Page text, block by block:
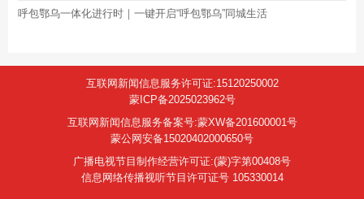
呼包鄂乌一体化进行时｜一键开启“呼包鄂乌”同城生活
互联网新闻信息服务许可证:15120250002
蒙ICP备2025023962号
互联网新闻信息服务备案号:蒙XW备201600001号
蒙公网安备15020402000650号
广播电视节目制作经营许可证:(蒙)字第00408号
信息网络传播视听节目许可证号 105330014